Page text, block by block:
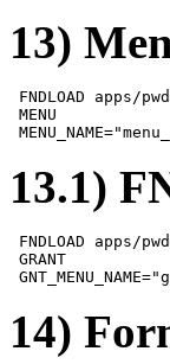
13)
FNDLOAD apps/
MENU
13.1)
FNDLOAD apps/
GRANT
14)